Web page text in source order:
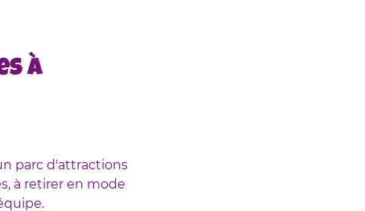
à
parc d'attractions
à retirer en mode